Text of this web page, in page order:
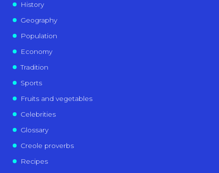
History
Geography
Population
Economy
Tradition
Sports
Fruits and vegetables
Celebrities
Glossary
Creole proverbs
Recipes